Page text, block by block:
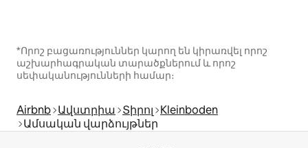
*Որոշ բացառություններ կարող են կիրառվել որոշ
աշխարհագրական տարածքներում և որոշ
սեփականությունների համար։
Airbnb Ավստրիա Տիրոլ Kleinboden
Ամսական վարձույթներ